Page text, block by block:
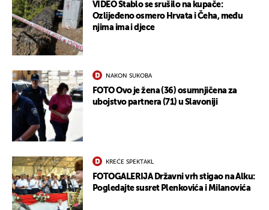
VIDEO Stablo se srušilo na kupače:
Ozlijeđeno osmero Hrvata i Čeha, među
njima ima i djece
NAKON SUKOBA
FOTO Ovo je žena (36) osumnjičena za
ubojstvo partnera (71) u Slavoniji
KREĆE SPEKTAKL
FOTOGALERIJA Državni vrh stigao na Alku:
Pogledajte susret Plenkovića i Milanovića
UKLJUČITE NOTIFIKACIJE